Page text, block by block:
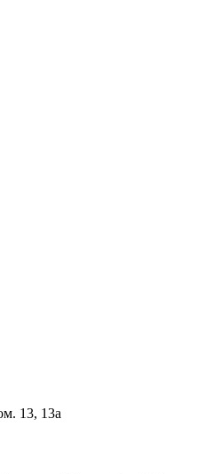
13, 13а